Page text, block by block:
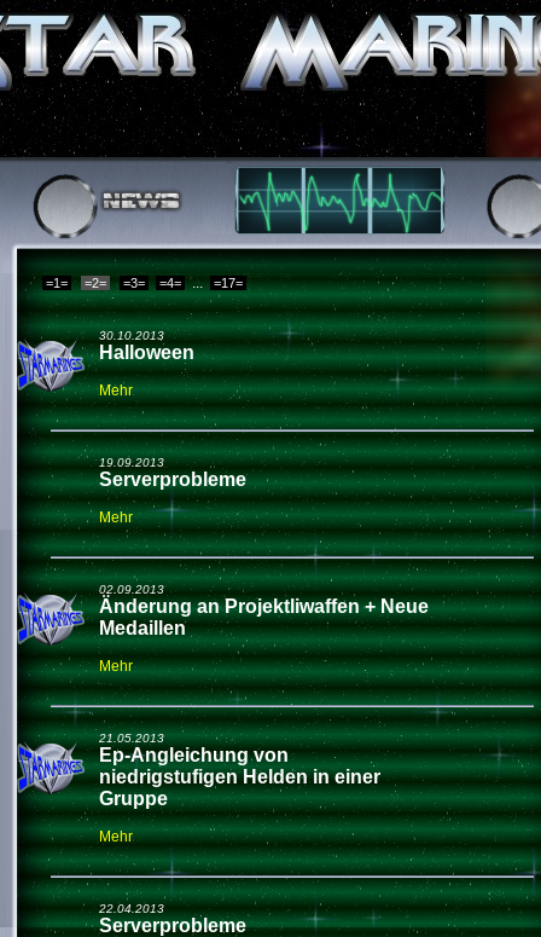
=1= =3= =4= ... =17=
30.10.2013
Halloween
Mehr
19.09.2013
Serverprobleme
Mehr
02.09.2013
Änderung an Projektliwaffen + Neue
Medaillen
Mehr
21.05.2013
Ep-Angleichung von
niedrigstufigen Helden in einer
Gruppe
Mehr
22.04.2013
Serverprobleme